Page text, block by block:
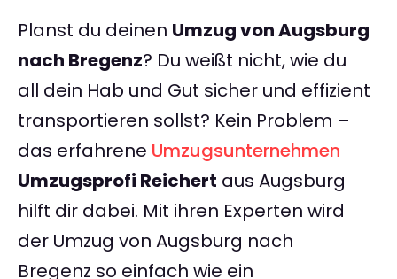
Planst du deinen Umzug von Augsburg
nach Bregenz? Du weißt nicht, wie du
all dein Hab und Gut sicher und effizient
transportieren sollst? Kein Problem –
das erfahrene Umzugsunternehmen
Umzugsprofi Reichert aus Augsburg
hilft dir dabei. Mit ihren Experten wird
der Umzug von Augsburg nach
Bregenz so einfach wie ein